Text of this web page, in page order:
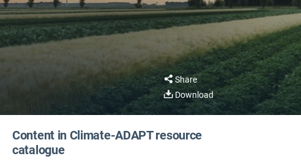
Share
Download
Content in Climate-ADAPT resource
catalogue